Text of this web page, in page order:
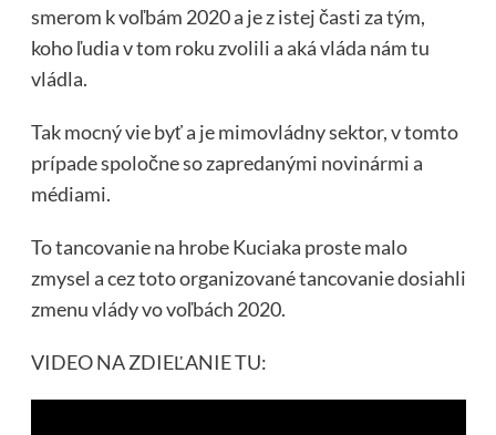
smerom k voľbám 2020 a je z istej časti za tým,
koho ľudia v tom roku zvolili a aká vláda nám tu
vládla.
Tak mocný vie byť a je mimovládny sektor, v tomto
prípade spoločne so zapredanými novinármi a
médiami.
To tancovanie na hrobe Kuciaka proste malo
zmysel a cez toto organizované tancovanie dosiahli
zmenu vlády vo voľbách 2020.
VIDEO NA ZDIEĽANIE TU: